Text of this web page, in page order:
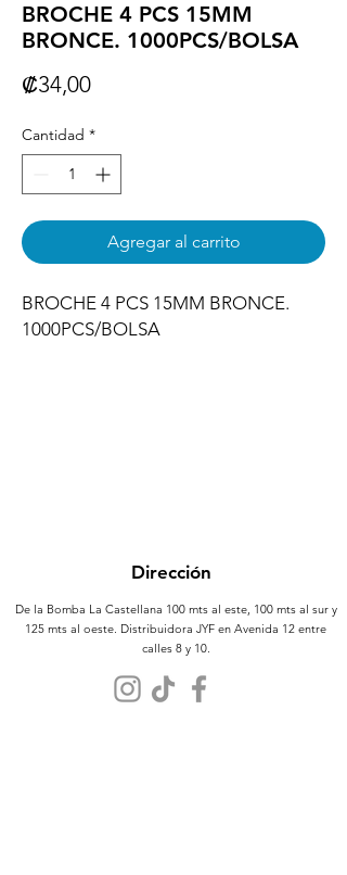
BROCHE 4 PCS 15MM
BRONCE. 1000PCS/BOLSA
₡34,00Precio
Cantidad *
Agregar al carrito
BROCHE 4 PCS 15MM BRONCE.
1000PCS/BOLSA
Dirección
De la Bomba La Castellana 100 mts al este, 100 mts al sur y
125 mts al oeste. Distribuidora JYF en Avenida 12 entre
calles 8 y 10.